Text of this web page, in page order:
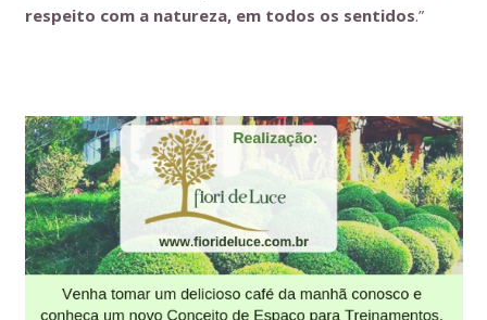
respeito com a natureza, em todos os sentidos.”